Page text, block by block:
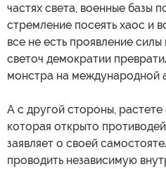
частях света, военные базы
стремление посеять хаос и
все не есть проявление
светоч демократии
монстра на международной
А с другой стороны, растете
которая открыто
заявляет о своей
проводить независимую